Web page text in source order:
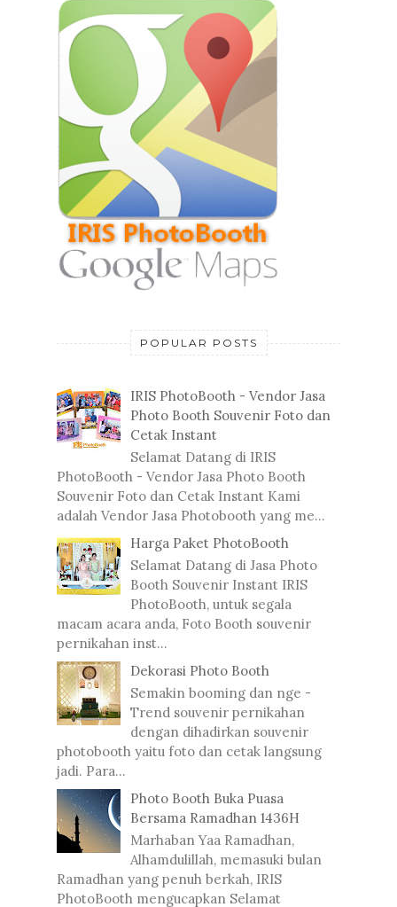
POPULAR POSTS
IRIS PhotoBooth - Vendor Jasa
Photo Booth Souvenir Foto dan
Cetak Instant
Selamat Datang di IRIS
PhotoBooth - Vendor Jasa Photo Booth
Souvenir Foto dan Cetak Instant Kami
adalah Vendor Jasa Photobooth yang me...
Harga Paket PhotoBooth
Selamat Datang di Jasa Photo
Booth Souvenir Instant IRIS
PhotoBooth, untuk segala
macam acara anda, Foto Booth souvenir
pernikahan inst...
Dekorasi Photo Booth
Semakin booming dan nge -
Trend souvenir pernikahan
dengan dihadirkan souvenir
photobooth yaitu foto dan cetak langsung
jadi. Para...
Photo Booth Buka Puasa
Bersama Ramadhan 1436H
Marhaban Yaa Ramadhan,
Alhamdulillah, memasuki bulan
Ramadhan yang penuh berkah, IRIS
PhotoBooth mengucapkan Selamat